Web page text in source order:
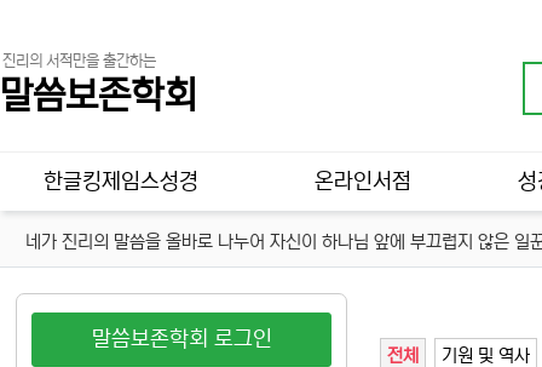
진리의 서적만을 출간하는
말씀보존학회
메인 메뉴
한글킹제임스성경 온라인서점 성
네가 진리의 말씀을 올바로 나누어 자신이 하나님 앞에 부끄럽지 않은
전체 기원 및 역사
말씀보존학회 로그인